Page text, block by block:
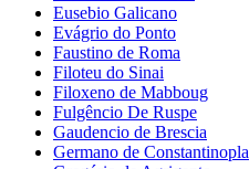
Eusebio Galicano
Evágrio do Ponto
Faustino de Roma
Filoteu do Sinai
Filoxeno de Mabboug
Fulgêncio De Ruspe
Gaudencio de Brescia
Germano de Constantinopla